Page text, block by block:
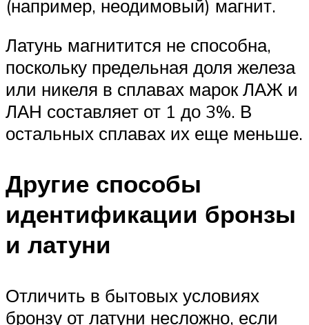
(например, неодимовый) магнит.
Латунь магнитится не способна,
поскольку предельная доля железа
или никеля в сплавах марок ЛАЖ и
ЛАН составляет от 1 до 3%. В
остальных сплавах их еще меньше.
Другие способы
идентификации бронзы
и латуни
Отличить в бытовых условиях
бронзу от латуни несложно, если